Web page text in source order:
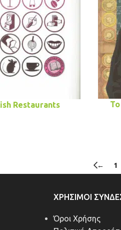
Restaurants Το
← 1
ΧΡΉΣΙΜΟΙ
Όροι Χρήσης